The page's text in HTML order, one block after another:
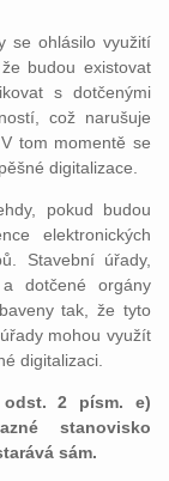
se ohlásilo využití
budou existovat
s dotčenými
což narušuje
tom momentě se
digitalizace.
pokud budou
elektronických
Stavební úřady,
dotčené orgány
tak, že tyto
mohou využít
digitalizaci.
odst. 2 písm. e)
stanovisko
sám.